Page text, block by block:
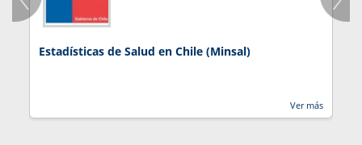
Estadísticas de Salud en Chile (Minsal)
Ver más